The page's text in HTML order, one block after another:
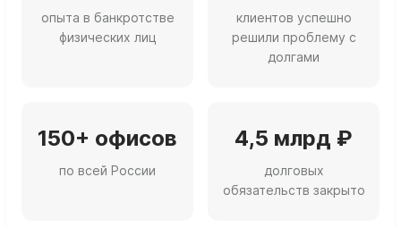
опыта в банкротстве
физических лиц
клиентов успешно
решили проблему с
долгами
150+ офисов
по всей России
4,5 млрд ₽
долговых
обязательств закрыто